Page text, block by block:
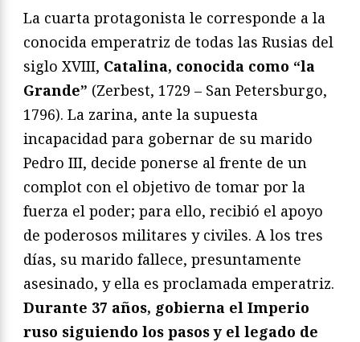
La cuarta protagonista le corresponde a la
conocida emperatriz de todas las Rusias del
siglo XVIII, Catalina, conocida como “la
Grande” (Zerbest, 1729 – San Petersburgo,
1796). La zarina, ante la supuesta
incapacidad para gobernar de su marido
Pedro III, decide ponerse al frente de un
complot con el objetivo de tomar por la
fuerza el poder; para ello, recibió el apoyo
de poderosos militares y civiles. A los tres
días, su marido fallece, presuntamente
asesinado, y ella es proclamada emperatriz.
Durante 37 años, gobierna el Imperio
ruso siguiendo los pasos y el legado de